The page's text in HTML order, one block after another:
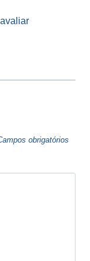
obrigatórios